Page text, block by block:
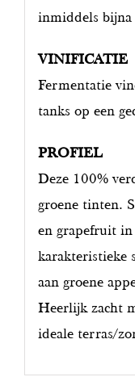
inmiddels
VINIFICATIE
Fermentatie
tanks op een
PROFIEL
Deze 100%
groene tinten.
en grapefruit
karakteristieke
aan groene
Heerlijk zacht
ideale terras/